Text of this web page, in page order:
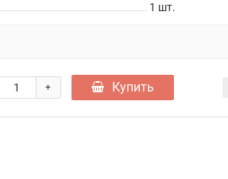
1 шт.
+ Купить